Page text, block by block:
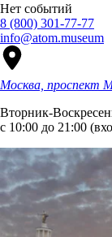
Нет событий
8 (800) 301-77-77
info@atom.museum
Москва, проспект
Вторник-
с 10:00 до 21:00